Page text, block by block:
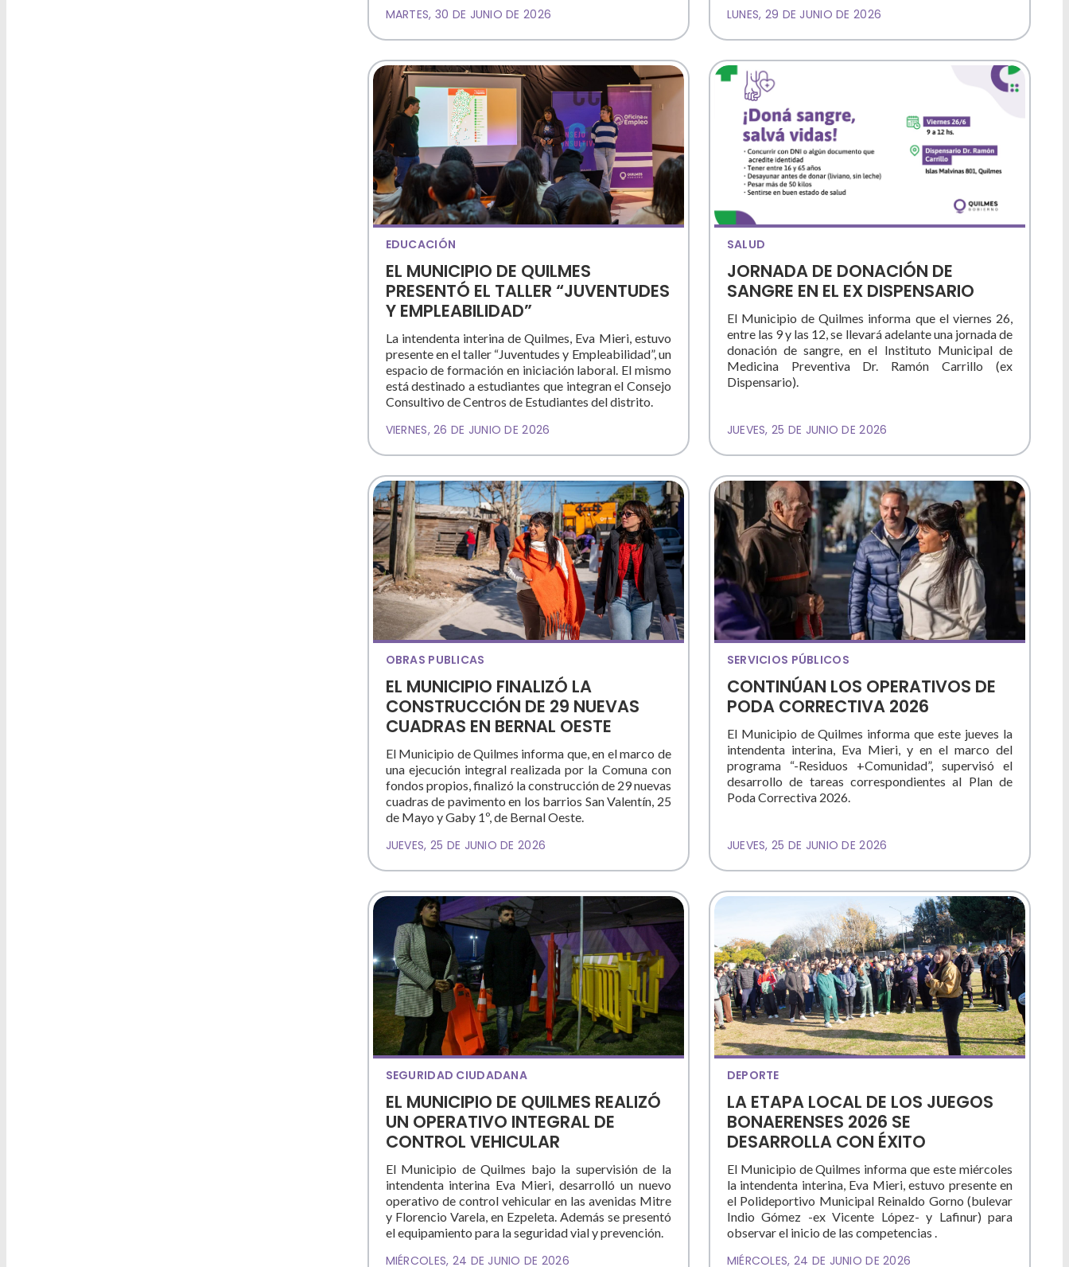
MARTES, 30 DE JUNIO DE 2026 LUNES, 29 DE JUNIO DE 2026
EDUCACIÓN
EL MUNICIPIO DE QUILMES
PRESENTÓ EL TALLER “JUVENTUDES
Y EMPLEABILIDAD”
La intendenta interina de Quilmes, Eva Mieri, estuvo
presente en el taller “Juventudes y Empleabilidad”, un
espacio de formación en iniciación laboral. El mismo
está destinado a estudiantes que integran el Consejo
Consultivo de Centros de Estudiantes del distrito.
VIERNES, 26 DE JUNIO DE 2026
SALUD
JORNADA DE DONACIÓN DE
SANGRE EN EL EX DISPENSARIO
El Municipio de Quilmes informa que el viernes 26,
entre las 9 y las 12, se llevará adelante una jornada de
donación de sangre, en el Instituto Municipal de
Medicina Preventiva Dr. Ramón Carrillo (ex
Dispensario).
JUEVES, 25 DE JUNIO DE 2026
OBRAS PUBLICAS
EL MUNICIPIO FINALIZÓ LA
CONSTRUCCIÓN DE 29 NUEVAS
CUADRAS EN BERNAL OESTE
El Municipio de Quilmes informa que, en el marco de
una ejecución integral realizada por la Comuna con
fondos propios, finalizó la construcción de 29 nuevas
cuadras de pavimento en los barrios San Valentín, 25
de Mayo y Gaby 1º, de Bernal Oeste.
JUEVES, 25 DE JUNIO DE 2026
SERVICIOS PÚBLICOS
CONTINÚAN LOS OPERATIVOS DE
PODA CORRECTIVA 2026
El Municipio de Quilmes informa que este jueves la
intendenta interina, Eva Mieri, y en el marco del
programa “-Residuos +Comunidad”, supervisó el
desarrollo de tareas correspondientes al Plan de
Poda Correctiva 2026.
JUEVES, 25 DE JUNIO DE 2026
SEGURIDAD CIUDADANA
EL MUNICIPIO DE QUILMES REALIZÓ
UN OPERATIVO INTEGRAL DE
CONTROL VEHICULAR
El Municipio de Quilmes bajo la supervisión de la
intendenta interina Eva Mieri, desarrolló un nuevo
operativo de control vehicular en las avenidas Mitre
y Florencio Varela, en Ezpeleta. Además se presentó
el equipamiento para la seguridad vial y prevención.
MIÉRCOLES, 24 DE JUNIO DE 2026
DEPORTE
LA ETAPA LOCAL DE LOS JUEGOS
BONAERENSES 2026 SE
DESARROLLA CON ÉXITO
El Municipio de Quilmes informa que este miércoles
la intendenta interina, Eva Mieri, estuvo presente en
el Polideportivo Municipal Reinaldo Gorno (bulevar
Indio Gómez -ex Vicente López- y Lafinur) para
observar el inicio de las competencias .
MIÉRCOLES, 24 DE JUNIO DE 2026